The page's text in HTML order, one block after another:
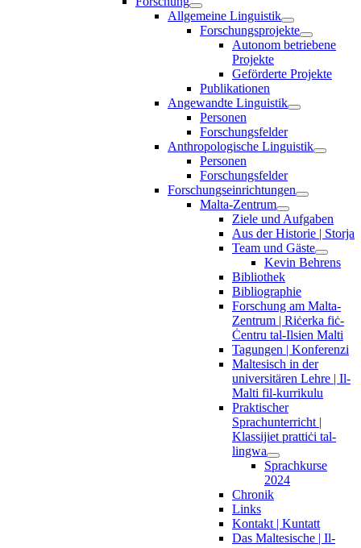
Allgemeine Linguistik
Forschungsprojekte
Autonom betriebene
Projekte
Geförderte Projekte
Publikationen
Angewandte Linguistik
Personen
Forschungsfelder
Anthropologische Linguistik
Personen
Forschungsfelder
Forschungseinrichtungen
Malta-Zentrum
Ziele und Aufgaben
Aus der Historie | Storja
Team und Gäste
Kevin Behrens
Bibliothek
Bibliographie
Forschung am Malta-
Zentrum | Riċerka fiċ-
Ċentru tal-Ilsien Malti
Tagungen | Konferenzi
Maltesisch in der
universitären Lehre | Il-
Malti fil-kurrikulu
Praktischer
Sprachunterricht |
Klassijiet prattiċi tal-
lingwa
Sprachkurse
2024
Chronik
Links
Kontakt | Kuntatt
Das Maltesische | Il-